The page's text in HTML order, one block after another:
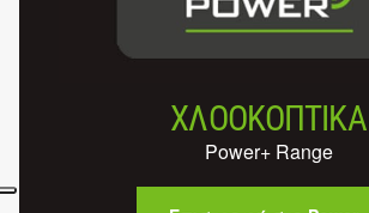
ΧΛΟΟΚΟΠΤΙΚΑ
Power+ Range